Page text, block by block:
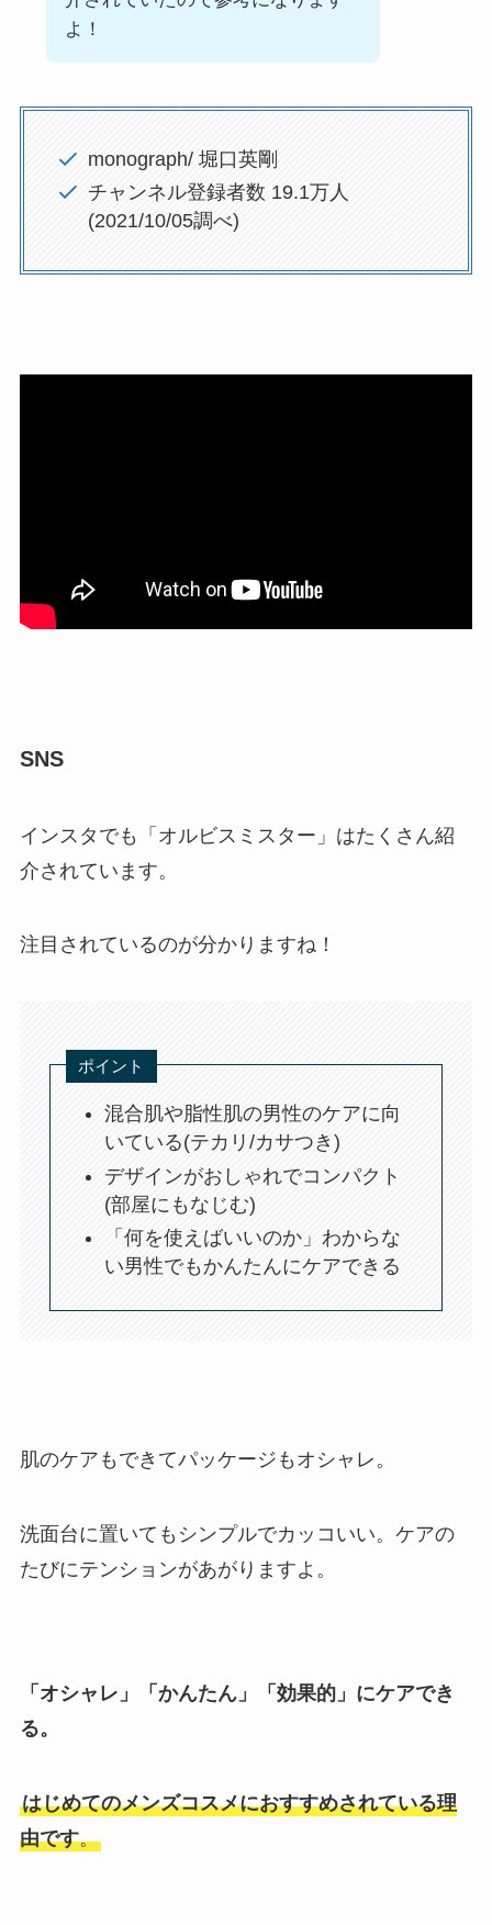
よ！
monograph/ 堀口英剛
チャンネル登録者数 19.1万人
(2021/10/05調べ)
SNS
インスタでも「オルビスミスター」はたくさん紹
介されています。
注目されているのが分かりますね！
ポイント
混合肌や脂性肌の男性のケアに向
いている(テカリ/カサつき)
デザインがおしゃれでコンパクト
(部屋にもなじむ)
「何を使えばいいのか」わからな
い男性でもかんたんにケアできる
肌のケアもできてパッケージもオシャレ。
洗面台に置いてもシンプルでカッコいい。ケアの
たびにテンションがあがりますよ。
「オシャレ」「かんたん」「効果的」にケアでき
る。
はじめてのメンズコスメにおすすめされている理
由です。